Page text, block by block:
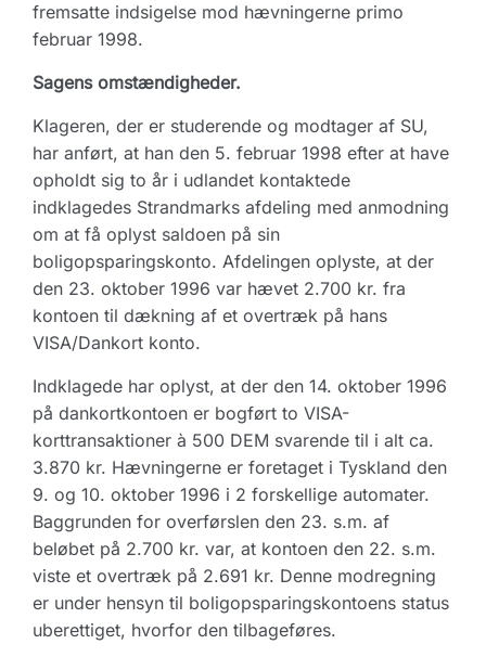
fremsatte indsigelse mod hævningerne primo
februar 1998.
Sagens omstændigheder.
Klageren, der er studerende og modtager af SU,
har anført, at han den 5. februar 1998 efter at have
opholdt sig to år i udlandet kontaktede
indklagedes Strandmarks afdeling med anmodning
om at få oplyst saldoen på sin
boligopsparingskonto. Afdelingen oplyste, at der
den 23. oktober 1996 var hævet 2.700 kr. fra
kontoen til dækning af et overtræk på hans
VISA/Dankort konto.
Indklagede har oplyst, at der den 14. oktober 1996
på dankortkontoen er bogført to VISA-
korttransaktioner à 500 DEM svarende til i alt ca.
3.870 kr. Hævningerne er foretaget i Tyskland den
9. og 10. oktober 1996 i 2 forskellige automater.
Baggrunden for overførslen den 23. s.m. af
beløbet på 2.700 kr. var, at kontoen den 22. s.m.
viste et overtræk på 2.691 kr. Denne modregning
er under hensyn til boligopsparingskontoens status
uberettiget, hvorfor den tilbageføres.